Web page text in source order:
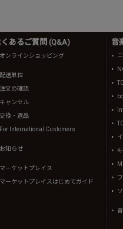
くあるご質問 (Q&A)
オンラインショッピング
配送単位
注文の確認
キャンセル
交換・返品
For International Customers
お知らせ
マーケットプレイス
マーケットプレイスはじめてガイド
音